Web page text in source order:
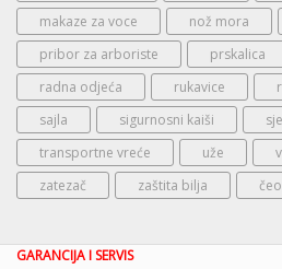
makaze za voce
nož mora
pribor za arboriste
prskalica
radna odjeća
rukavice
sajla
sigurnosni kaiši
transportne vreće
uže
zatezač
zaštita bilja
GARANCIJA I SERVIS